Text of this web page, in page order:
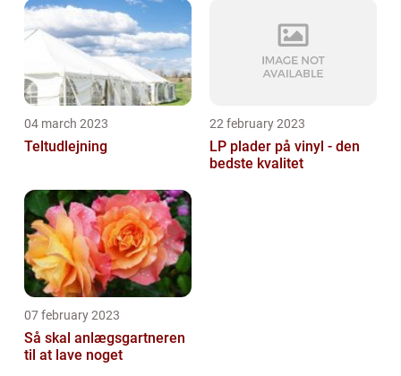
04 march 2023
Teltudlejning
22 february 2023
LP plader på vinyl - den
bedste kvalitet
07 february 2023
Så skal anlægsgartneren
til at lave noget